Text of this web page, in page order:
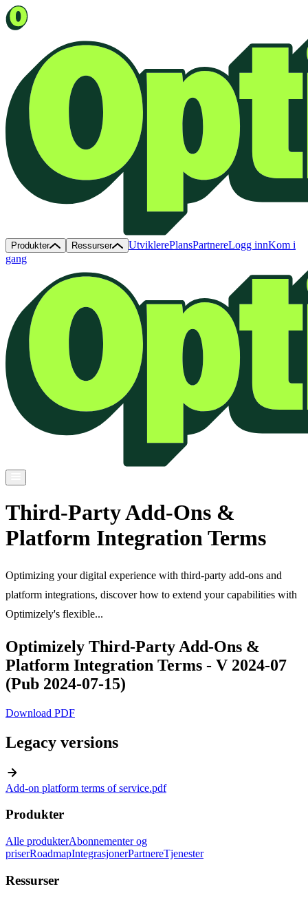
Produkter Ressurser UtviklerePlansPartnereLogg innKom i
gang
Third-Party Add-Ons &
Platform Integration Terms
Optimizing your digital experience with third-party add-ons and
platform integrations, discover how to extend your capabilities with
Optimizely's flexible...
Optimizely Third-Party Add-Ons &
Platform Integration Terms - V 2024-07
(Pub 2024-07-15)
Download PDF
Legacy versions
arrow_forward
Add-on platform terms of service.pdf
Produkter
Alle produkterAbonnementer og
priserRoadmapIntegrasjonerPartnereTjenester
Ressurser